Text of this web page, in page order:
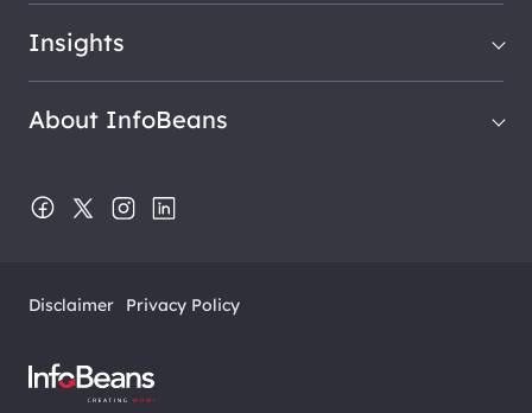
Insights
About InfoBeans
Disclaimer Privacy Policy